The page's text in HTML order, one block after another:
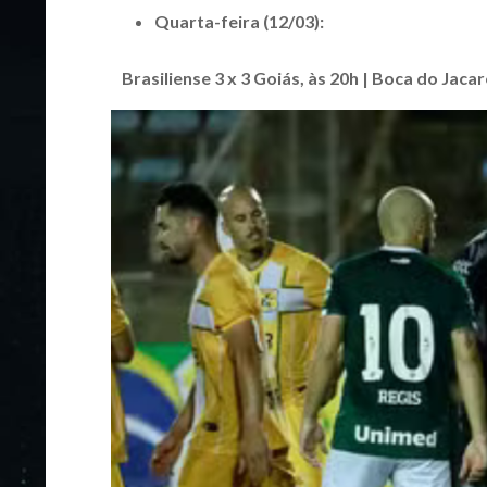
Quarta-feira (12/03):
Brasiliense 3 x 3 Goiás, às 20h | Boca do